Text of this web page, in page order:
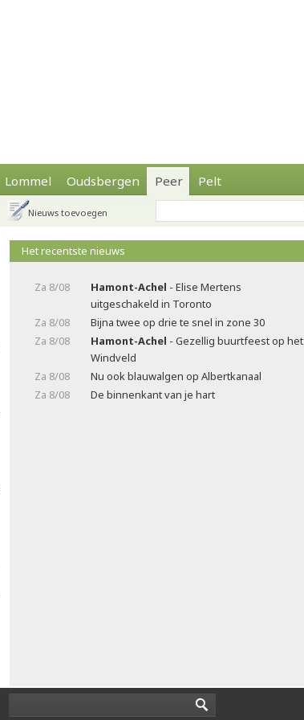
Lommel Oudsbergen Peer Pelt
Nieuws toevoegen
Het recentste nieuws
Za 8/08 Hamont-Achel - Elise Mertens
uitgeschakeld in Toronto
Za 8/08
Bijna twee op drie te snel in zone 30
Za 8/08
Hamont-Achel - Gezellig buurtfeest op het
Windveld
Za 8/08
Nu ook blauwalgen op Albertkanaal
Za 8/08
De binnenkant van je hart